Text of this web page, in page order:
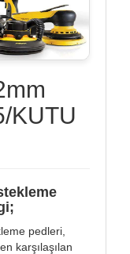
KUTU
pedleri,
karşılaşılan